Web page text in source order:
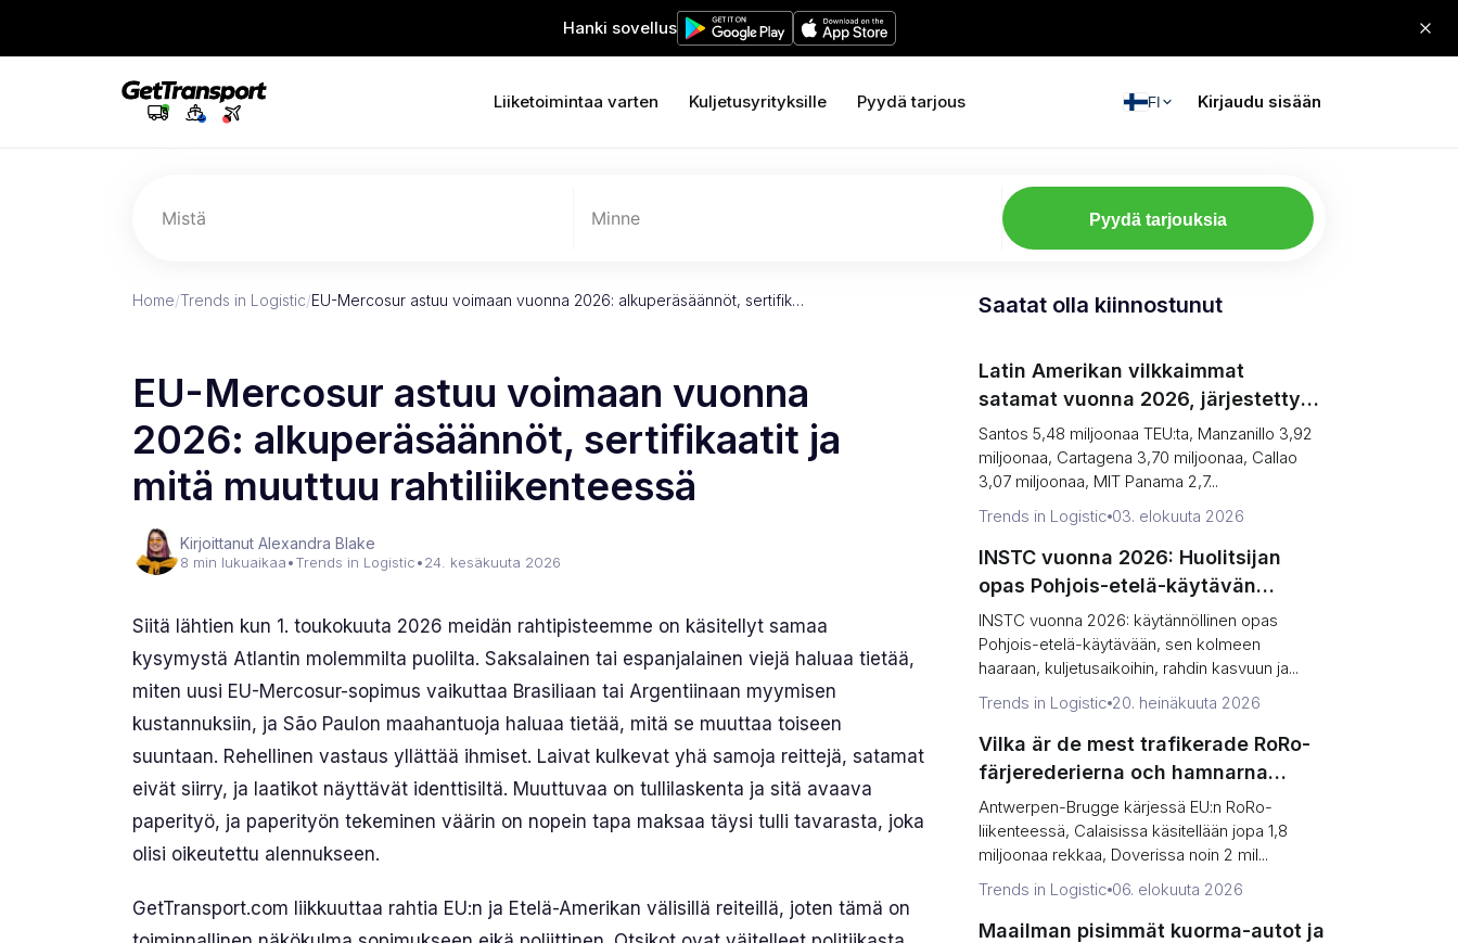
Hanki sovellus
Liiketoimintaa varten Kuljetusyrityksille Pyydä tarjous FI Kirjaudu sisään
Mistä Minne Pyydä tarjouksia
Home/Trends in Logistic/EU-Mercosur astuu voimaan vuonna 2026: alkuperäsäännöt, sertifik…
EU-Mercosur astuu voimaan vuonna
2026: alkuperäsäännöt, sertifikaatit ja
mitä muuttuu rahtiliikenteessä
Kirjoittanut Alexandra Blake
8 min lukuaikaa•Trends in Logistic•24. kesäkuuta 2026
Siitä lähtien kun 1. toukokuuta 2026 meidän rahtipisteemme on käsitellyt samaa
kysymystä Atlantin molemmilta puolilta. Saksalainen tai espanjalainen viejä haluaa tietää,
miten uusi EU-Mercosur-sopimus vaikuttaa Brasiliaan tai Argentiinaan myymisen
kustannuksiin, ja São Paulon maahantuoja haluaa tietää, mitä se muuttaa toiseen
suuntaan. Rehellinen vastaus yllättää ihmiset. Laivat kulkevat yhä samoja reittejä, satamat
eivät siirry, ja laatikot näyttävät identtisiltä. Muuttuvaa on tullilaskenta ja sitä avaava
paperityö, ja paperityön tekeminen väärin on nopein tapa maksaa täysi tulli tavarasta, joka
olisi oikeutettu alennukseen.
GetTransport.com liikkuuttaa rahtia EU:n ja Etelä-Amerikan välisillä reiteillä, joten tämä on
Saatat olla kiinnostunut
Latin Amerikan vilkkaimmat
satamat vuonna 2026, järjestettynä
(Volyymi vastaan sisämaayhteys)
Santos 5,48 miljoonaa TEU:ta, Manzanillo 3,92
miljoonaa, Cartagena 3,70 miljoonaa, Callao
3,07 miljoonaa, MIT Panama 2,7...
Trends in Logistic 03. elokuuta 2026
INSTC vuonna 2026: Huolitsijan
opas Pohjois-etelä-käytävän
kolmeen haaraan
INSTC vuonna 2026: käytännöllinen opas
Pohjois-etelä-käytävään, sen kolmeen
haaraan, kuljetusaikoihin, rahdin kasvuun ja...
Trends in Logistic 20. heinäkuuta 2026
Vilka är de mest trafikerade RoRo-
färjerederierna och hamnarna
2026, rangordnade (enheter vs
tonnage)
Antwerpen-Brugge kärjessä EU:n RoRo-
liikenteessä, Calaisissa käsitellään jopa 1,8
miljoonaa rekkaa, Doverissa noin 2 mil...
Trends in Logistic 06. elokuuta 2026
Maailman pisimmät kuorma-autot ja